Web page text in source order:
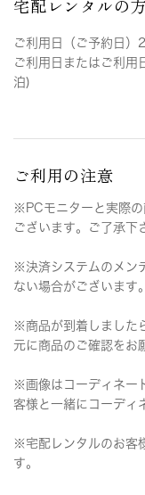
宅配レンタルの方
ご利用日（ご予約日）
ご利用日またはご利用
泊)
ご利用の注意
※PCモニターと実際
ございます。ご了承下
※決済システムのメン
ない場合がございます。
※商品が到着しました
元に商品のご確認をお
※画像はコーディネー
客様と一緒にコーディ
※宅配レンタルのお客
す。